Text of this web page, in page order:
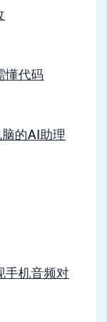
懂代码
的AI助理
手机音频对